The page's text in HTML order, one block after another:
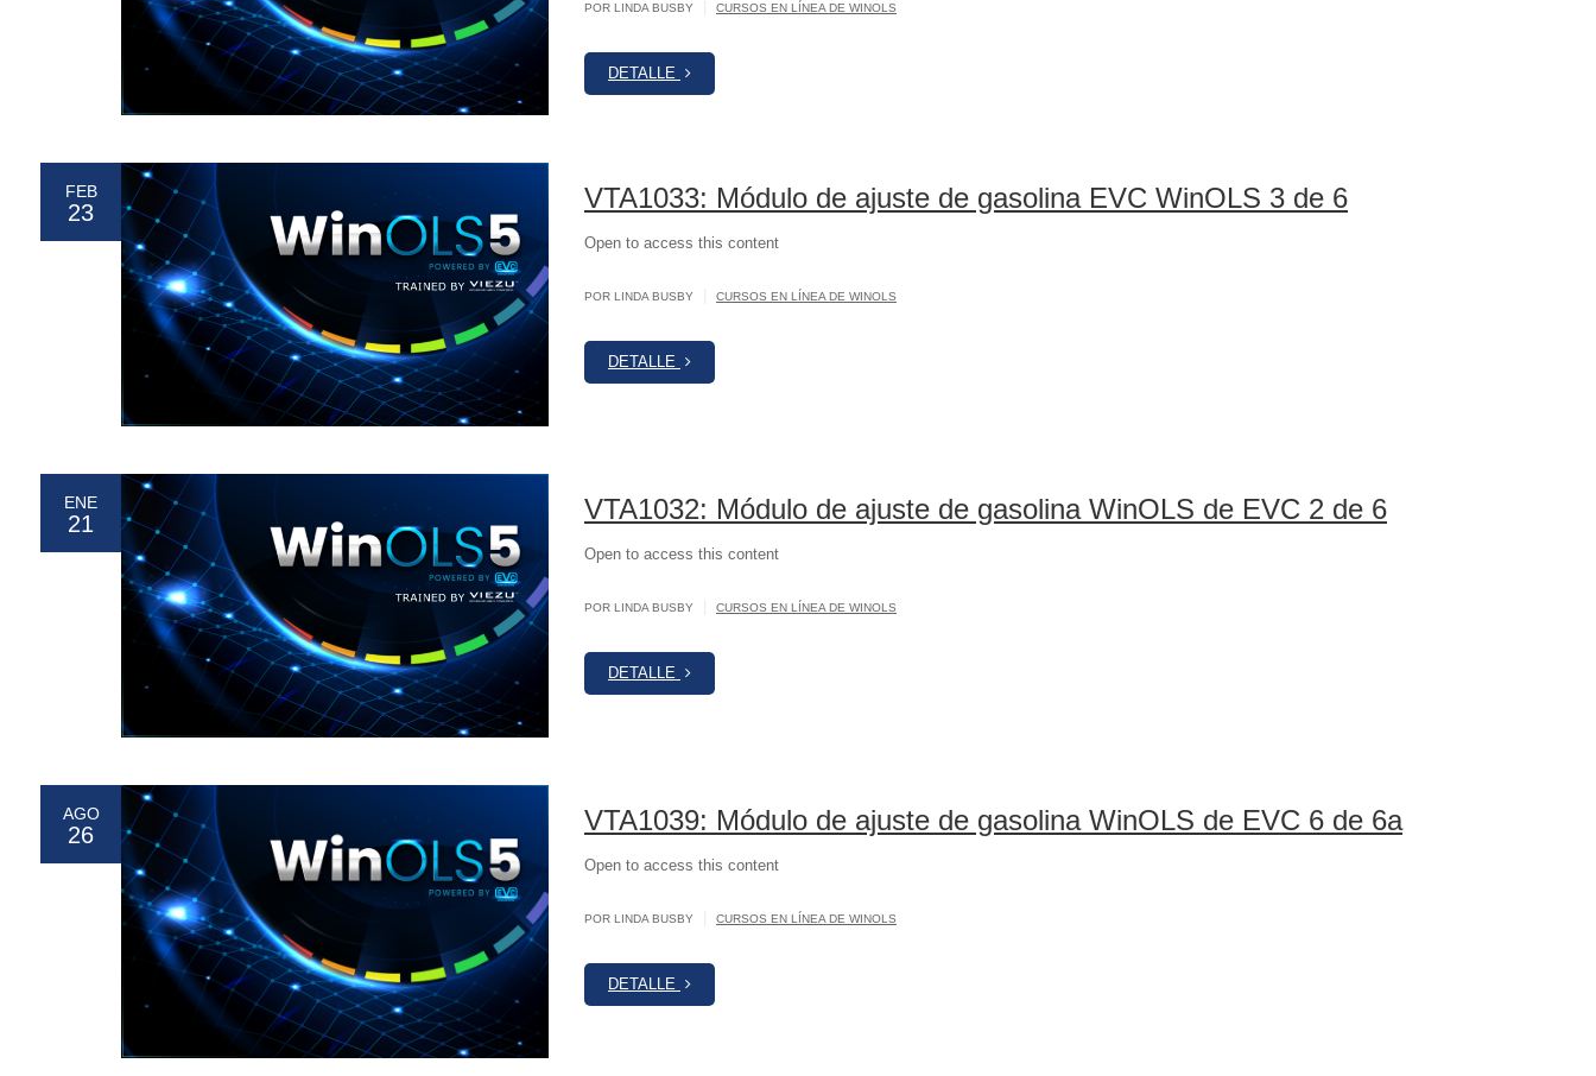
POR LINDA BUSBY CURSOS EN LÍNEA DE WINOLS
DETALLE
FEB
23 VTA1033: Módulo de ajuste de gasolina EVC WinOLS 3 de 6
Open to access this content
POR LINDA BUSBY CURSOS EN LÍNEA DE WINOLS
DETALLE
ENE
21 VTA1032: Módulo de ajuste de gasolina WinOLS de EVC 2 de 6
Open to access this content
POR LINDA BUSBY CURSOS EN LÍNEA DE WINOLS
DETALLE
AGO
26 VTA1039: Módulo de ajuste de gasolina WinOLS de EVC 6 de 6a
Open to access this content
POR LINDA BUSBY CURSOS EN LÍNEA DE WINOLS
DETALLE